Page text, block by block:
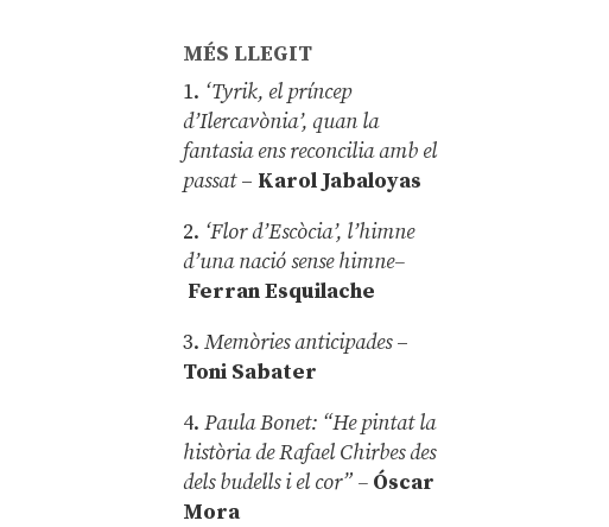
MÉS LLEGIT
1. ‘Tyrik, el príncep
d’Ilercavònia’, quan la
fantasia ens reconcilia amb el
passat– Karol Jabaloyas
2. ‘Flor d’Escòcia’, l’himne
d’una nació sense himne–
Ferran Esquilache
3.Memòries anticipades–
Toni Sabater
4.Paula Bonet: “He pintat la
història de Rafael Chirbes des
dels budells i el cor” – Óscar
Mora